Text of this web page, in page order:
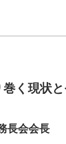
く現状
長会会長